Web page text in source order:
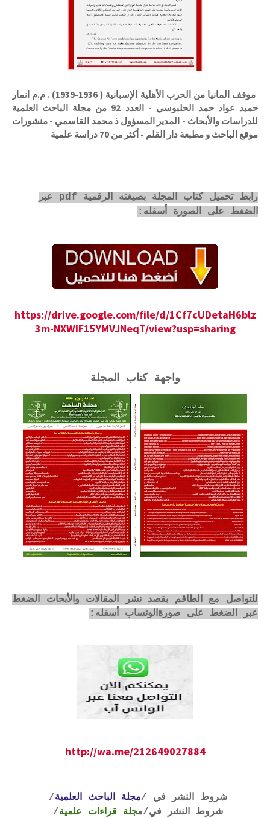
موقف المانيا من الحرب الأهلية الإسبانية ( 1936-1939) . م.م انمار
حميد عواد حمد الحلبوسي - العدد 92 من مجلة الباحث العلمية
للدراسات والأبحاث - المدير المسؤول ذ محمد القاسمي - منشورات
موقع الباحث و مطبعة دار القلم - أكثر من 70 دراسة علمية
رابط تحميل كتاب المجلة بصيغته الرقمية pdf عبر
الضغط على الصورة أسفله:
https://drive.google.com/file/d/1Cf7cUDetaH6blz
3m-NXWIF15YMVJNeqT/view?usp=sharing
واجهة كتاب المجلة
للتواصل مع الطاقم بقصد نشر المقالات والأبحاث الضغط
عبر الضغط على صورةالوتساب أسفله:
http://wa.me/212649027884
شروط النشر في /مجلة الباحث العلمية/
شروط النشر في/مجلة قراءات علمية/